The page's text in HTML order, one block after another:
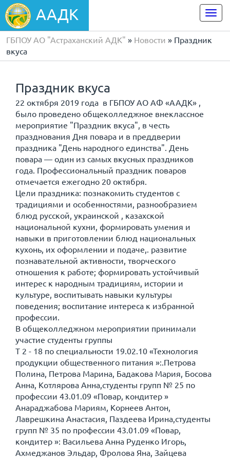
ААДК
ГБПОУ АО "Астраханский АДК" » Новости » Праздник
вкуса
Праздник вкуса
22 октября 2019 года в ГБПОУ АО АФ «ААДК» ,
было проведено общеколледжное внеклассное
мероприятие "Праздник вкуса", в честь
празднования Дня повара и в преддверии
праздника "День народного единства". День
повара — один из самых вкусных праздников
года. Профессиональный праздник поваров
отмечается ежегодно 20 октября.
Цели праздника: познакомить студентов с
традициями и особенностями, разнообразием
блюд русской, украинской , казахской
национальной кухни, формировать умения и
навыки в приготовлении блюд национальных
кухонь, их оформлении и подаче,. развитие
познавательной активности, творческого
отношения к работе; формировать устойчивый
интерес к народным традициям, истории и
культуре, воспитывать навыки культуры
поведения; воспитание интереса к избранной
профессии.
В общеколледжном мероприятии принимали
участие студенты группы
Т 2 - 18 по специальности 19.02.10 «Технология
продукции общественного питания »:.Петрова
Полина, Петрова Марина, Бадакова Мария, Босова
Анна, Котлярова Анна,студенты групп № 25 по
профессии 43.01.09 «Повар, кондитер »
Анараджабова Мариям, Корнеев Антон,
Лаврешкина Анастасия, Паздеева Ирина,cтуденты
групп № 35 по профессии 43.01.09 «Повар,
кондитер »: Васильева Анна Руденко Игорь,
Ахмеджанов Эльдар, Фролова Яна, Зайцева